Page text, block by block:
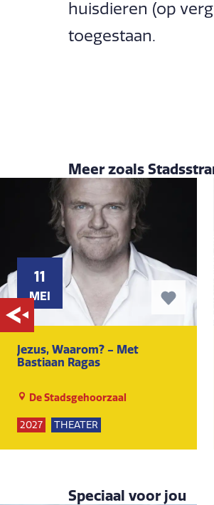
huisdieren (op
toegestaan.
Meer zoals
11
MEI
Jezus, Waarom? - Met
Bastiaan Ragas
De Stadsgehoorzaal
2027
THEATER
KUNST EN CULTUUR
Speciaal voor jou